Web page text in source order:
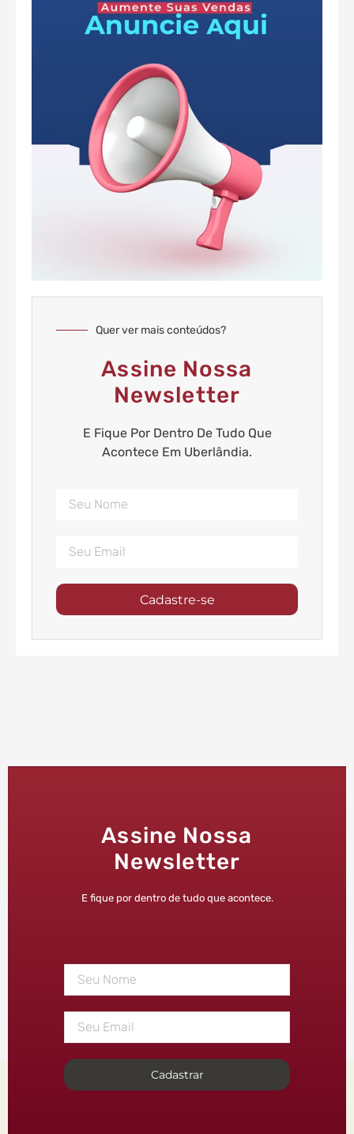
Quer ver mais conteúdos?
Assine Nossa
Newsletter
E Fique Por Dentro De Tudo Que
Acontece Em Uberlândia.
Cadastre-se
Assine Nossa
Newsletter
E fique por dentro de tudo que acontece.
Cadastrar